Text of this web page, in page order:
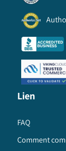
Lien
FAQ
Comment